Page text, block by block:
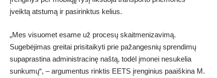
įveiktą atstumą ir pasirinktus kelius.
„Mes visuomet esame už procesų skaitmenizavimą.
Sugebėjimas greitai prisitaikyti prie pažangesnių sprendimų
supaprastina administracinę naštą, todėl įmonei nesukelia
sunkumų“, – argumentus rinktis EETS įrenginius paaiškina M.